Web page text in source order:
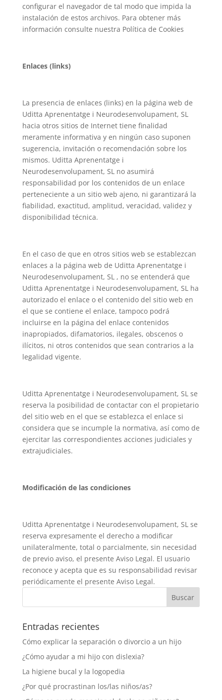
configurar el navegador de tal modo que impida la
instalación de estos archivos. Para obtener más
información consulte nuestra Política de Cookies
Enlaces (links)
La presencia de enlaces (links) en la página web de
Uditta Aprenentatge i Neurodesenvolupament, SL
hacia otros sitios de Internet tiene finalidad
meramente informativa y en ningún caso suponen
sugerencia, invitación o recomendación sobre los
mismos. Uditta Aprenentatge i
Neurodesenvolupament, SL no asumirá
responsabilidad por los contenidos de un enlace
perteneciente a un sitio web ajeno, ni garantizará la
fiabilidad, exactitud, amplitud, veracidad, validez y
disponibilidad técnica.
En el caso de que en otros sitios web se establezcan
enlaces a la página web de Uditta Aprenentatge i
Neurodesenvolupament, SL , no se entenderá que
Uditta Aprenentatge i Neurodesenvolupament, SL ha
autorizado el enlace o el contenido del sitio web en
el que se contiene el enlace, tampoco podrá
incluirse en la página del enlace contenidos
inapropiados, difamatorios, ilegales, obscenos o
ilícitos, ni otros contenidos que sean contrarios a la
legalidad vigente.
Uditta Aprenentatge i Neurodesenvolupament, SL se
reserva la posibilidad de contactar con el propietario
del sitio web en el que se establezca el enlace si
considera que se incumple la normativa, así como de
ejercitar las correspondientes acciones judiciales y
extrajudiciales.
Modificación de las condiciones
Uditta Aprenentatge i Neurodesenvolupament, SL se
reserva expresamente el derecho a modificar
unilateralmente, total o parcialmente, sin necesidad
de previo aviso, el presente Aviso Legal. El usuario
reconoce y acepta que es su responsabilidad revisar
periódicamente el presente Aviso Legal.
Entradas recientes
Cómo explicar la separación o divorcio a un hijo
¿Cómo ayudar a mi hijo con dislexia?
La higiene bucal y la logopedia
¿Por qué procrastinan los/las niños/as?